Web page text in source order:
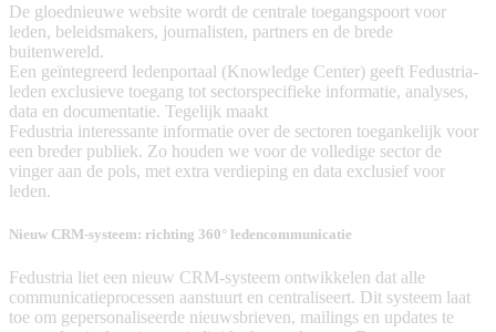
De gloednieuwe website wordt de centrale toegangspoort voor
leden, beleidsmakers, journalisten, partners en de brede
buitenwereld.
Een geïntegreerd ledenportaal (Knowledge Center) geeft Fedustria-
leden exclusieve toegang tot sectorspecifieke informatie, analyses,
data en documentatie. Tegelijk maakt
Fedustria interessante informatie over de sectoren toegankelijk voor
een breder publiek. Zo houden we voor de volledige sector de
vinger aan de pols, met extra verdieping en data exclusief voor
leden.
Nieuw CRM-systeem: richting 360° ledencommunicatie
Fedustria liet een nieuw CRM-systeem ontwikkelen dat alle
communicatieprocessen aanstuurt en centraliseert. Dit systeem laat
toe om gepersonaliseerde nieuwsbrieven, mailings en updates te